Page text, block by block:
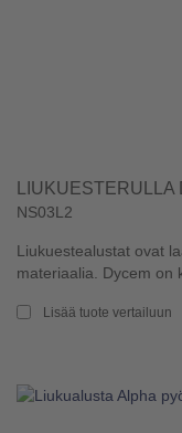
NS03L2
Liukuestealustat ovat
materiaalia. Dycem on
Lisää tuote vertailuun